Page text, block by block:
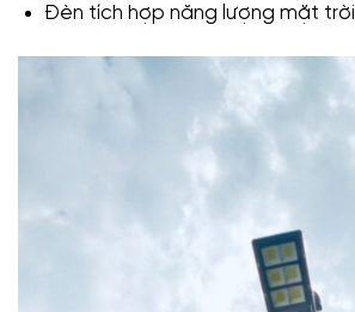
Đèn tích hợp năng lượng mặt trời